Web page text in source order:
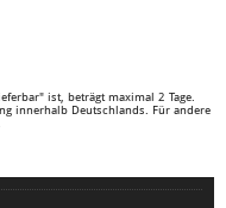
ist, beträgt maximal 2 Tage.
innerhalb Deutschlands. Für andere